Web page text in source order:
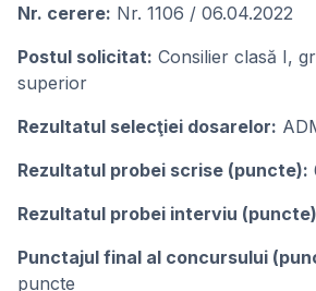
Nr. cerere: Nr. 1106 / 06.04.2022
Postul solicitat: Consilier clasă I,
superior
Rezultatul selecţiei dosarelor:
Rezultatul probei scrise (puncte):
Rezultatul probei interviu
Punctajul final al concursului
puncte